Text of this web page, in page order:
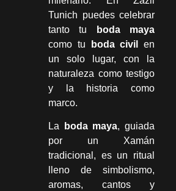
Tunich puedes celebrar
tanto tu
boda maya
como tu
boda civil
en
un solo lugar, con la
naturaleza como testigo
y la historia como
marco.
La boda maya, guiada
por un Xamán
tradicional, es un ritual
lleno de simbolismo,
aromas, cantos y